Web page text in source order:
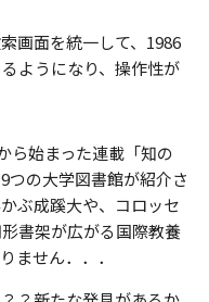
画面を統一して、 1986
ようになり、操作性が
ら始まった連載「知の
9つの大学図書館が紹介さ
ぶ成蹊大や、コロッセ
書架が広がる国際教養
ません．．．